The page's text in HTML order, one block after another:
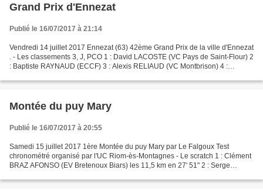
Grand Prix d'Ennezat
Publié le 16/07/2017 à 21:14
Vendredi 14 juillet 2017 Ennezat (63) 42ème Grand Prix de la ville d'Ennezat
. - Les classements 3, J, PCO 1 : David LACOSTE (VC Pays de Saint-Flour) 2
: Baptiste RAYNAUD (ECCF) 3 : Alexis RELIAUD (VC Montbrison) 4 :
Montée du puy Mary
Publié le 16/07/2017 à 20:55
Samedi 15 juillet 2017 1ère Montée du puy Mary par Le Falgoux Test
chronométré organisé par l'UC Riom-ès-Montagnes - Le scratch 1 : Clément
BRAZ AFONSO (EV Bretenoux Biars) les 11,5 km en 27' 51" 2 : Serge